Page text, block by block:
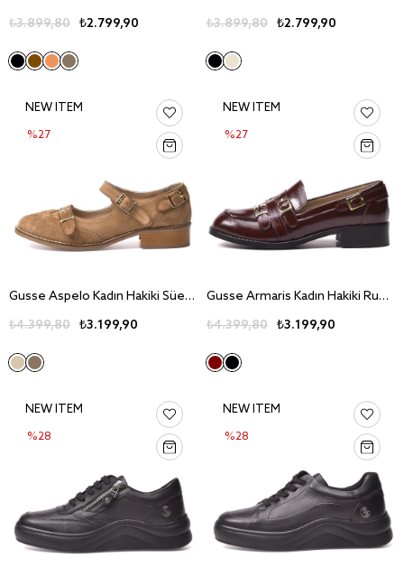
₺2.799,90
₺3.899,80
₺2.799,90
₺3.899,80
Gusse Aspelo Kadın Hakiki Süet Deri Günlük Ayakkabı 501-2
₺3.199,90
₺4.399,80
NEW ITEM
%27
Gusse Armaris Kadın Hakiki Rugan Deri Günlük Ayakkabı 503-3
₺3.199,90
₺4.399,80
NEW ITEM
%27
NEW ITEM
%28
NEW ITEM
%28